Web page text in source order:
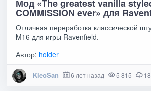
Мод «The greatest vanilla
COMMISSION ever» для
Отличная переработка классической
M16 для игры Ravenfield.
Автор: hoider
KleoSan 6 лет назад 5 815